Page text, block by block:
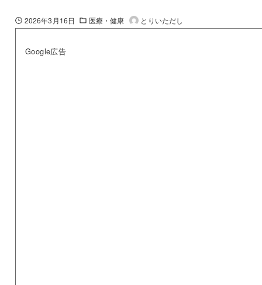
2026年3月16日 医療・健康 とりいただし
Google広告